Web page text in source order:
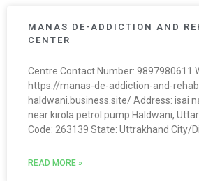
MANAS DE-ADDICTION AND
CENTER
Centre Contact Number: 9897980611
https://manas-de-addiction-and-
haldwani.business.site/ Address: isai
near kirola petrol pump Haldwani,
Code: 263139 State: Uttrakhand City/
READ MORE »